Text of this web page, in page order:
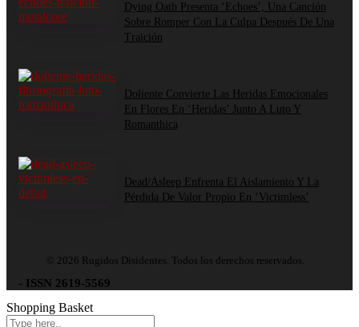
Dying Oath Presenta ‘Echoes’, Una Canción
Sobre Romper Con La Culpa Después De Una
Traición
Doliente Convierte Las Heridas Emocionales
En Flores En ‘Heridas’ Junto A Luto Y
Romanthica
Dead/Asleep Enfrenta El Aislamiento Y La
Pérdida De Valor Propio En ‘Victimless’
© 2026 Rugidos Disidentes. Todos los derechos reservados.
- ISSN 2619-5569
Shopping Basket